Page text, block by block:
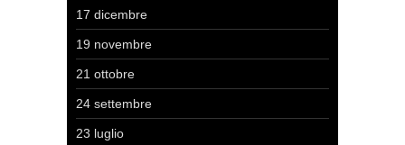
17 dicembre
19 novembre
21 ottobre
24 settembre
23 luglio